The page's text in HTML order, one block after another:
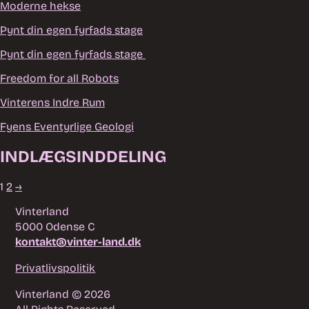
Moderne hekse
Pynt din egen fyrfads stage
Pynt din egen fyrfads stage
Freedom for all Robots
Vinterens Indre Rum
Fyens Eventyrlige Geologi
INDLÆGSINDDELING
1 2 →
Vinterland
5000 Odense C
kontakt@vinter-land.dk
Privatlivspolitik
Vinterland © 2026